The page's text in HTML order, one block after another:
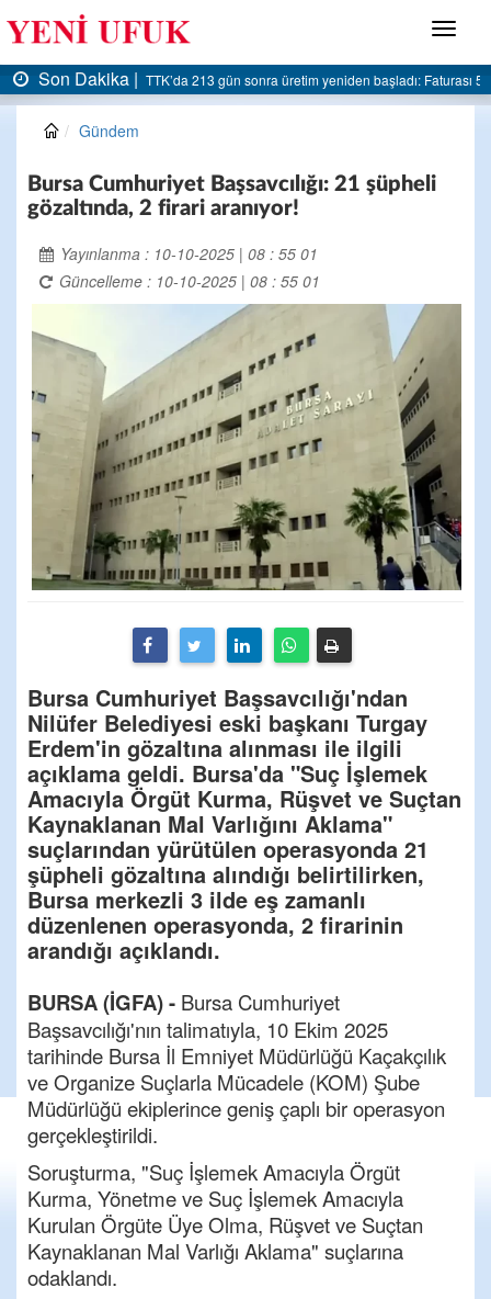
Menü
başladı: Faturası 5 milyar liraya dayandı
Son Dakika |AK Parti Ereğli İlçe
Gündem
Bursa Cumhuriyet Başsavcılığı: 21 şüpheli
gözaltında, 2 firari aranıyor!
Yayınlanma : 10-10-2025 | 08 : 55 01
Güncelleme : 10-10-2025 | 08 : 55 01
Bursa Cumhuriyet Başsavcılığı'ndan
Nilüfer Belediyesi eski başkanı Turgay
Erdem'in gözaltına alınması ile ilgili
açıklama geldi. Bursa'da "Suç İşlemek
Amacıyla Örgüt Kurma, Rüşvet ve Suçtan
Kaynaklanan Mal Varlığını Aklama"
suçlarından yürütülen operasyonda 21
şüpheli gözaltına alındığı belirtilirken,
Bursa merkezli 3 ilde eş zamanlı
düzenlenen operasyonda, 2 firarinin
arandığı açıklandı.
BURSA (İGFA) - Bursa Cumhuriyet
Başsavcılığı'nın talimatıyla, 10 Ekim 2025
tarihinde Bursa İl Emniyet Müdürlüğü Kaçakçılık
ve Organize Suçlarla Mücadele (KOM) Şube
Müdürlüğü ekiplerince geniş çaplı bir operasyon
gerçekleştirildi.
Soruşturma, "Suç İşlemek Amacıyla Örgüt
Kurma, Yönetme ve Suç İşlemek Amacıyla
Kurulan Örgüte Üye Olma, Rüşvet ve Suçtan
Kaynaklanan Mal Varlığı Aklama" suçlarına
odaklandı.